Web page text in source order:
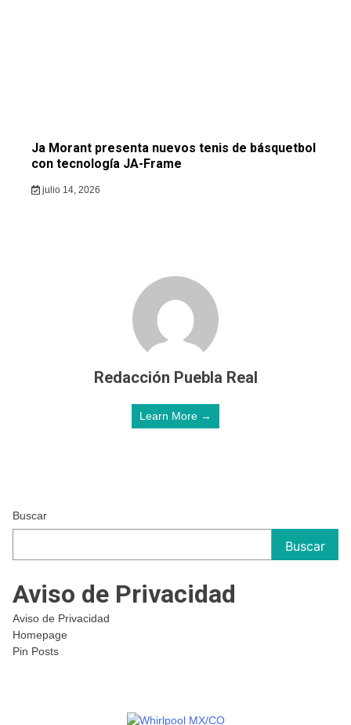
Ja Morant presenta nuevos tenis de básquetbol
con tecnología JA-Frame
julio 14, 2026
Redacción Puebla Real
Learn More →
Buscar
Buscar
Aviso de Privacidad
Aviso de Privacidad
Homepage
Pin Posts